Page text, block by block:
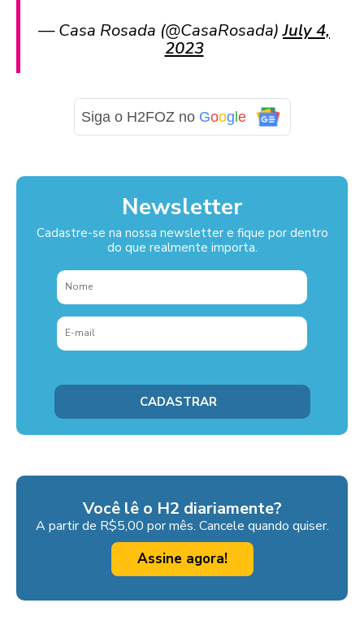
— Casa Rosada (@CasaRosada)July 4,
2023
Siga o H2FOZ no Goog e
Newsletter
Cadastre-se na nossa newsletter e fique por dentro
do que realmente importa.
Você lê o H2 diariamente?
A partir de R$5,00 por mês. Cancele quando quiser.
Assine agora!